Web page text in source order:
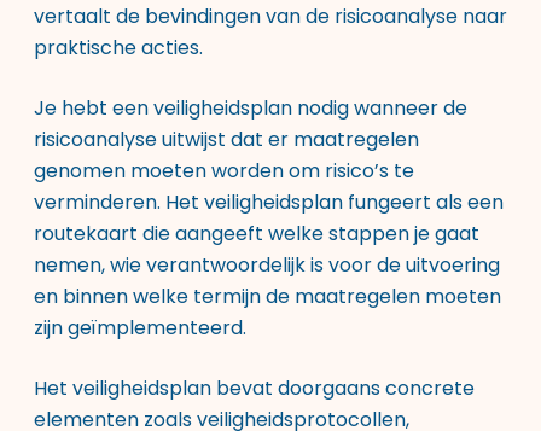
vertaalt de bevindingen van de risicoanalyse naar
praktische acties.
Je hebt een veiligheidsplan nodig wanneer de
risicoanalyse uitwijst dat er maatregelen
genomen moeten worden om risico’s te
verminderen. Het veiligheidsplan fungeert als een
routekaart die aangeeft welke stappen je gaat
nemen, wie verantwoordelijk is voor de uitvoering
en binnen welke termijn de maatregelen moeten
zijn geïmplementeerd.
Het veiligheidsplan bevat doorgaans concrete
elementen zoals veiligheidsprotocollen,